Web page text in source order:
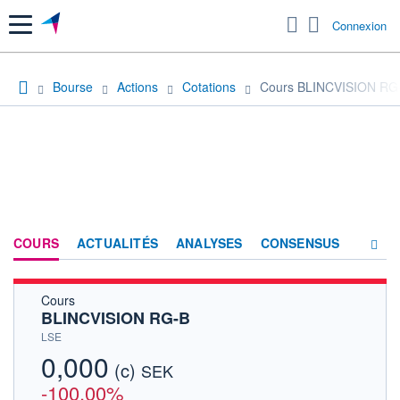
Menu Connexion
Bourse Actions Cotations Cours BLINCVISION
COURS ACTUALITÉS ANALYSES CONSENSUS
Cours
BLINCVISION RG-B
LSE
0,000 (c) SEK
-100,00%